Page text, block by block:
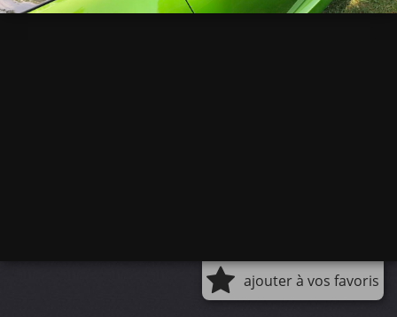
ajouter à vos favoris